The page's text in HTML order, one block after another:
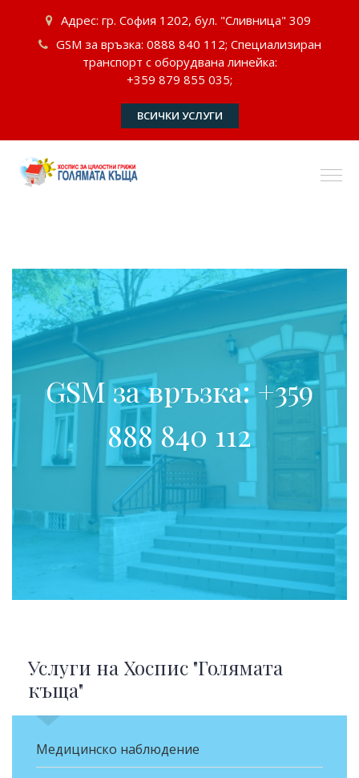
Адрес: гр. София 1202, бул. "Сливница" 309
GSM за връзка: 0888 840 112; Специализиран
транспорт с оборудвана линейка:
+359 879 855 035;
ВСИЧКИ УСЛУГИ
GSM за връзка: +359
888 840 112
Услуги на Хоспис "Голямата
къща"
Медицинско наблюдение